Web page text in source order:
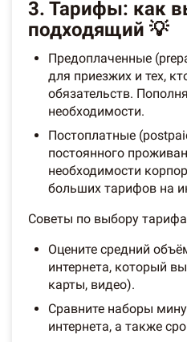
3. Тарифы: как
подходящий 💡
Предоплаченные
для приезжих и тех,
обязательств.
необходимости.
Постоплатные
постоянного
необходимости
больших тарифов на
Советы по выбору
Оцените средний
интернета, который
карты, видео).
Сравните наборы
интернета, а также